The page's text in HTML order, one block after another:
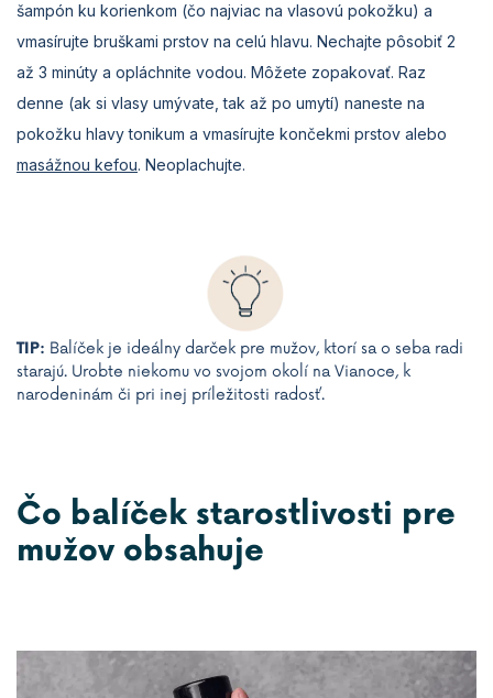
šampón ku korienkom (čo najviac na vlasovú pokožku) a
vmasírujte bruškami prstov na celú hlavu. Nechajte pôsobiť 2
až 3 minúty a opláchnite vodou. Môžete zopakovať. Raz
denne (ak si vlasy umývate, tak až po umytí) naneste na
pokožku hlavy tonikum a vmasírujte končekmi prstov alebo
masážnou kefou. Neoplachujte.
TIP: Balíček je ideálny darček pre mužov, ktorí sa o seba radi
starajú. Urobte niekomu vo svojom okolí na Vianoce, k
narodeninám či pri inej príležitosti radosť.
Čo balíček starostlivosti pre
mužov obsahuje